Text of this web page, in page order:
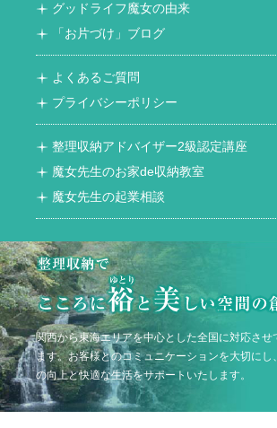
グッドライフ魔女の由来
「お片づけ」ブログ
よくあるご質問
プライバシーポリシー
整理収納アドバイザー2級認定講座
魔女先生のお家de収納教室
魔女先生の起業相談
関西から東海エリアを中心とした全国に対応させ
ます。お客様とのコミュニケーションを大切にし
の向上と快適な生活をサポートいたします。